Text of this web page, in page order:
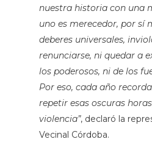
nuestra historia con una
uno es merecedor, por sí
deberes universales,
renunciarse, ni quedar a
los poderosos, ni de los
Por eso, cada año
repetir esas oscuras
violencia”, declaró la
Vecinal Córdoba.